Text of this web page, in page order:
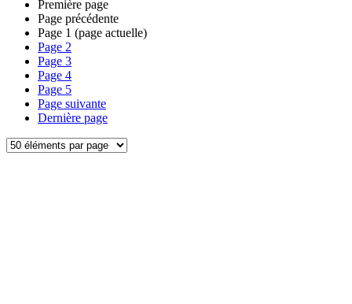
Première page
Page précédente
Page 1 (page actuelle)
Page 2
Page 3
Page 4
Page 5
Page suivante
Dernière page